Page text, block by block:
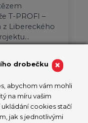
T-PROFI –
z Libereckého
×
drobečku
abychom vám mohli
na míru vašim
cookies stačí
jak s jednotlivými